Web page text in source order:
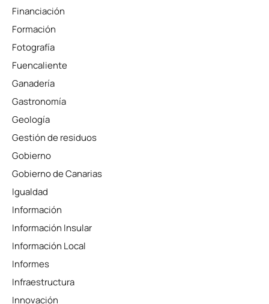
Financiación
Formación
Fotografía
Fuencaliente
Ganadería
Gastronomía
Geología
Gestión de residuos
Gobierno
Gobierno de Canarias
Igualdad
Información
Información Insular
Información Local
Informes
Infraestructura
Innovación